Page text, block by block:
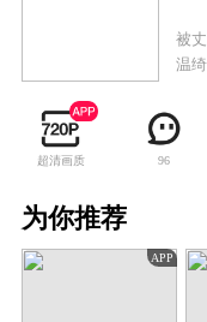
被
温
人
超清画质 96
为你推荐
APP